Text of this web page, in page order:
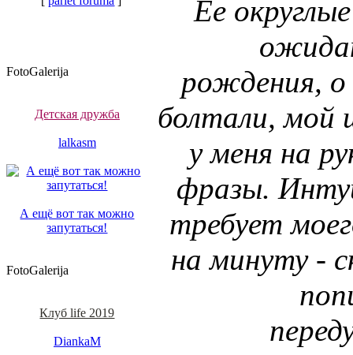
FotoGalerija
Детская дружба
lalkasm
А ещё вот так можно
запутаться!
FotoGalerija
Клуб life 2019
DiankaM
Ее
рождения,
болтали, мой
у меня на
фразы.
требует
на минуту -